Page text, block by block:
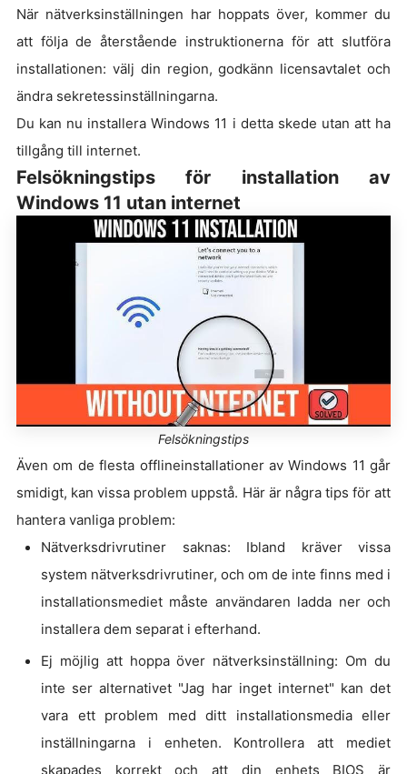
När nätverksinställningen har hoppats över, kommer du
att följa de återstående instruktionerna för att slutföra
installationen: välj din region, godkänn licensavtalet och
ändra sekretessinställningarna.
Du kan nu installera Windows 11 i detta skede utan att ha
tillgång till internet.
Felsökningstips för installation av
Windows 11 utan internet
Felsökningstips
Även om de flesta offlineinstallationer av Windows 11 går
smidigt, kan vissa problem uppstå. Här är några tips för att
hantera vanliga problem:
Nätverksdrivrutiner saknas: Ibland kräver vissa
system nätverksdrivrutiner, och om de inte finns med i
installationsmediet måste användaren ladda ner och
installera dem separat i efterhand.
Ej möjlig att hoppa över nätverksinställning: Om du
inte ser alternativet "Jag har inget internet" kan det
vara ett problem med ditt installationsmedia eller
inställningarna i enheten. Kontrollera att mediet
skapades korrekt och att din enhets BIOS är